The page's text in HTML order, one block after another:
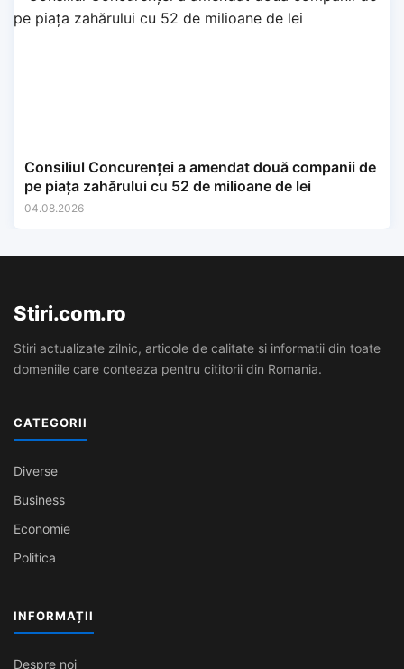
Consiliul Concurenței a amendat două companii de
pe piața zahărului cu 52 de milioane de lei
04.08.2026
Stiri.com.ro
Stiri actualizate zilnic, articole de calitate si informatii din toate
domeniile care conteaza pentru cititorii din Romania.
CATEGORII
Diverse
Business
Economie
Politica
INFORMAȚII
Despre noi